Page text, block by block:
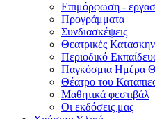
Επιμόρφωση -
Προγράμματα
Συνδιασκέψεις
Θεατρικές
Περιοδικό
Παγκόσμια Ημέρα
Θέατρο του
Μαθητικά φεστιβάλ
Οι εκδόσεις μας